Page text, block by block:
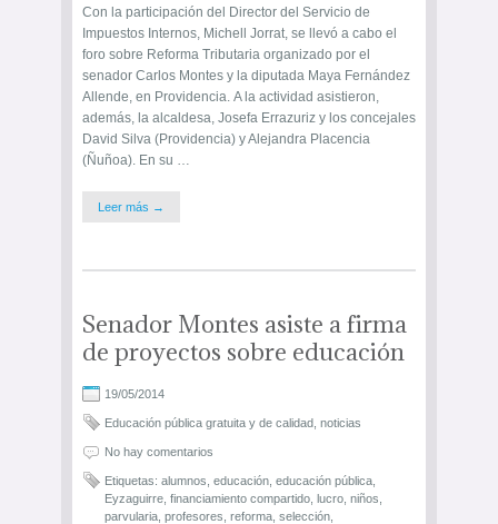
Con la participación del Director del Servicio de
Impuestos Internos, Michell Jorrat, se llevó a cabo el
foro sobre Reforma Tributaria organizado por el
senador Carlos Montes y la diputada Maya Fernández
Allende, en Providencia. A la actividad asistieron,
además, la alcaldesa, Josefa Errazuriz y los concejales
David Silva (Providencia) y Alejandra Placencia
(Ñuñoa). En su …
Leer más →
Senador Montes asiste a firma
de proyectos sobre educación
19/05/2014
Educación pública gratuita y de calidad noticias
No hay comentarios
Etiquetas: alumnos educación educación pública
Eyzaguirre financiamiento compartido lucro niños
parvularia profesores reforma selección